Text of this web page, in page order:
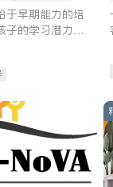
于早期能力的培
子的学习潜力和